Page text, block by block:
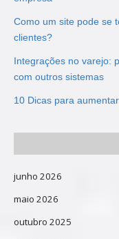
Como um site pode se
clientes?
Integrações no varejo:
com outros sistemas
10 Dicas para
junho 2026
maio 2026
outubro 2025